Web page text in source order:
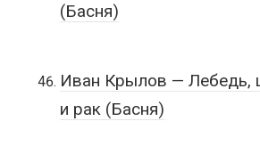
(Басня)
Иван Крылов — Лебедь,
и рак (Басня)